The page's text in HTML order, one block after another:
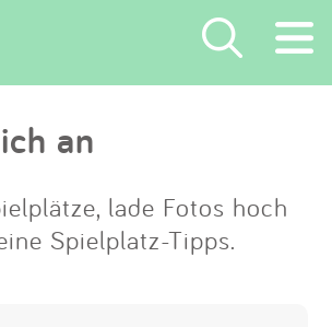
×
Suchen
Eintragen
App
an
lade Fotos hoch
Spielplatz-Tipps.